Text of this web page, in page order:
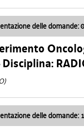
delle domande:
delle domande: